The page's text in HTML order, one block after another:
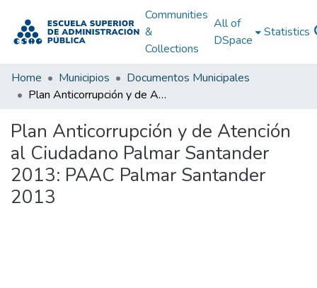
Communities
&
Collections
All of
DSpace
Statistics
Home Municipios
Documentos Municipales
Plan Anticorrupción y de Atención al Ciudadano Palmar Santander 2013: PAAC Palmar Santander 2013
Plan Anticorrupción y de Atención
al Ciudadano Palmar Santander
2013: PAAC Palmar Santander
2013